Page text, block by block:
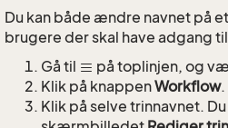
Du kan både ændre navnet på
brugere der skal have adgang
Gå til
på toplinjen, og
Klik på knappenWorkflow.
Klik på selve trinnavnet.